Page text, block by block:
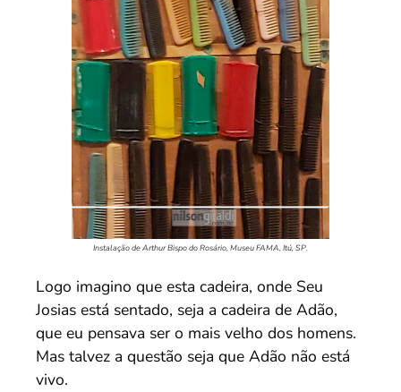
Instalação de Arthur Bispo do Rosário, Museu FAMA, Itú, SP.
Logo imagino que esta cadeira, onde Seu
Josias está sentado, seja a cadeira de Adão,
que eu pensava ser o mais velho dos homens.
Mas talvez a questão seja que Adão não está
vivo.